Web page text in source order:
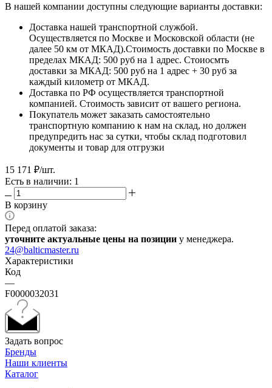
В нашей компании доступны следующие варианты доставки:
Доставка нашей транспортной службой.
Осуществляется по Москве и Московской области (не
далее 50 км от МКАД).Стоимость доставки по Москве в
пределах МКАД: 500 руб на 1 адрес. Стоиосмть
доставки за МКАД: 500 руб на 1 адрес + 30 руб за
каждый километр от МКАД.
Доставка по РФ осуществляется транспортной
компанией. Стоимость зависит от вашего региона.
Покупатель может заказать самостоятельно
транспортную компанию к нам на склад, но должен
предупредить нас за сутки, чтобы склад подготовил
документы и товар для отгрузки
15 171 ₽/шт.
Есть в наличии: 1
В корзину
Перед оплатой заказа:
уточните актуальные цены на позиции у менеджера.
24@balticmaster.ru
Характеристики
Код
—
F0000032031
Задать вопрос
Бренды
Наши клиенты
Каталог